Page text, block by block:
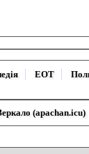
ЕОТ
(apachan.icu)